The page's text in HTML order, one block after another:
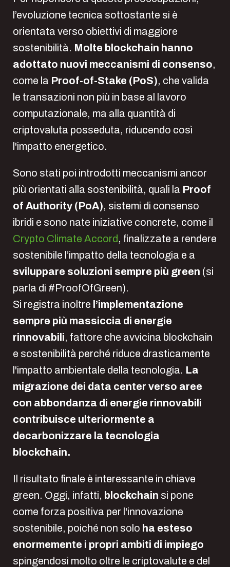
l’evoluzione tecnica sottostante si è
orientata verso obiettivi di maggiore
sostenibilità. Molte blockchain hanno
adottato nuovi meccanismi di consenso,
come la Proof-of-Stake (PoS), che valida
le transazioni non più in base al lavoro
computazionale, ma alla quantità di
criptovaluta posseduta, riducendo così
l'impatto energetico.
Sono stati poi introdotti meccanismi ancor
più orientati alla sostenibilità, quali la Proof
of Authority (PoA), sistemi di consenso
ibridi e sono nate iniziative concrete, come il
Crypto Climate Accord, finalizzate a rendere
sostenibile l’impatto della tecnologia e a
sviluppare soluzioni sempre più green (si
parla di #ProofOfGreen).
Si registra inoltre l’implementazione
sempre più massiccia di energie
rinnovabili, fattore che avvicina blockchain
e sostenibilità perché riduce drasticamente
l'impatto ambientale della tecnologia. La
migrazione dei data center verso aree
con abbondanza di energie rinnovabili
contribuisce ulteriormente a
decarbonizzare la tecnologia
blockchain.
Il risultato finale è interessante in chiave
green. Oggi, infatti, blockchain si pone
come forza positiva per l'innovazione
sostenibile, poiché non solo ha esteso
enormemente i propri ambiti di impiego
spingendosi molto oltre le criptovalute e del